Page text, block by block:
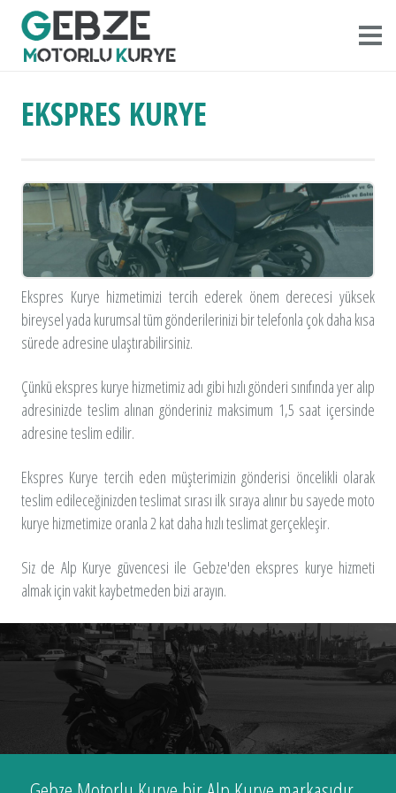
HIZMETLERIMIZ
GEBZE BÖLGELERI
ÜCRET TARIFESI
BIZE ULAŞIN
EKSPRES KURYE
Ekspres Kurye hizmetimizi tercih ederek önem derecesi yüksek
bireysel yada kurumsal tüm gönderilerinizi bir telefonla çok daha kısa
sürede adresine ulaştırabilirsiniz.
Çünkü ekspres kurye hizmetimiz adı gibi hızlı gönderi sınıfında yer alıp
adresinizde teslim alınan gönderiniz maksimum 1,5 saat içersinde
adresine teslim edilir.
Ekspres Kurye tercih eden müşterimizin gönderisi öncelikli olarak
teslim edileceğinizden teslimat sırası ilk sıraya alınır bu sayede moto
kurye hizmetimize oranla 2 kat daha hızlı teslimat gerçekleşir.
Siz de Alp Kurye güvencesi ile Gebze'den ekspres kurye hizmeti
almak için vakit kaybetmeden bizi arayın.